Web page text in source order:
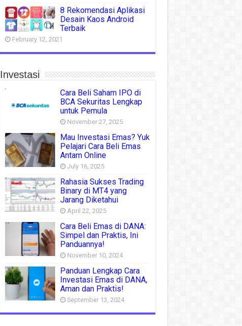
8 Rekomendasi Aplikasi
Desain Kaos Android
Terbaik
February 12, 2021
Investasi
Cara Beli Saham IPO di
BCA Sekuritas Lengkap
untuk Pemula
November 27, 2025
Mau Investasi Emas? Yuk
Pelajari Cara Beli Emas
Antam Online
July 16, 2025
Rahasia Sukses Trading
Binary di MT4 yang
Jarang Diketahui
April 22, 2025
Cara Beli Emas di DANA:
Simpel dan Praktis, Ini
Panduannya!
November 10, 2024
Panduan Lengkap Cara
Investasi Emas di DANA,
Aman dan Praktis!
September 13, 2024